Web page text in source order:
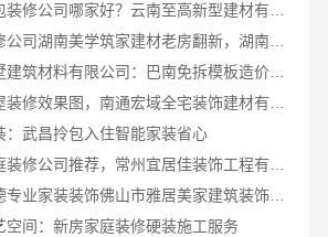
湖南装修公司湖南美学筑家建材老房翻新，湖南美学筑家建材有限公司焕新你的生活
重庆御墅建筑材料有限公司：巴南免拆模板造价预算
：武昌拎包入住智能家装省心
佛山顺德专业家装装饰佛山市雅居美家建筑装饰工程有限公司
空间：新房家庭装修硬装施工服务